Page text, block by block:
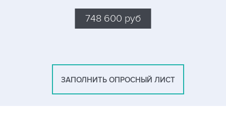
748 600 руб
ЗАПОЛНИТЬ ОПРОСНЫЙ ЛИСТ